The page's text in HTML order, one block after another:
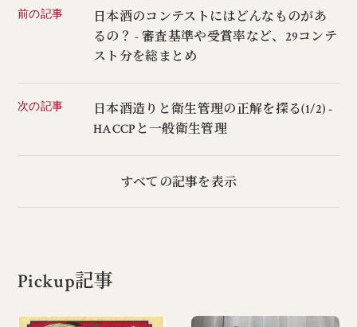
前の記事
日本酒のコンテストにはどんなものがあ
るの？ - 審査基準や受賞率など、29コンテ
スト分を総まとめ
次の記事
日本酒造りと衛生管理の正解を探る(1/2) -
HACCPと一般衛生管理
すべての記事を表示
Pickup記事